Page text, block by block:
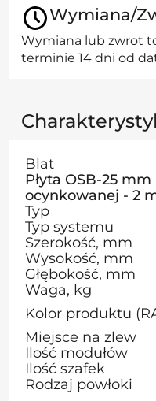
Wymiana/
Wymiana lub zwrot
terminie 14 dni od
Blat
Płyta OSB-25
ocynkowanej - 2
Typ
Typ systemu
Szerokość, mm
Wysokość, mm
Głębokość, mm
Waga, kg
Kolor produktu
Miejsce na zlew
Ilość modułów
Ilość szafek
Rodzaj powłoki